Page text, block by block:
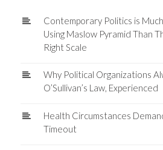
Contemporary Politics is
Using Maslow Pyramid Than
Right Scale
Why Political Organizations
O’Sullivan’s Law, Experienced
Health Circumstances
Timeout